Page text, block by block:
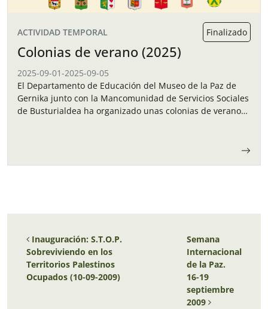
ACTIVIDAD TEMPORAL Finalizado
Colonias de verano (2025)
2025-09-01-2025-09-05
El Departamento de Educación del Museo de la Paz de
Gernika junto con la Mancomunidad de Servicios Sociales
de Busturialdea ha organizado unas colonias de verano
Navegación de entradas
Inauguración: S.T.O.P.
Sobreviviendo en los
Territorios Palestinos
Ocupados (10-09-2009)
Semana
Internacional
de la Paz.
16-19
septiembre
2009